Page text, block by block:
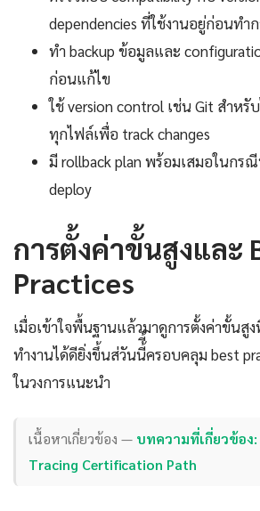
dependencies ที่ใช้งานอยู่ก่อนทำ
ทำ backup ข้อมูลและ
ก่อนแก้ไข
ใช้ version control เช่น Git สำห
ทุกไฟล์เพื่อ track changes
มี rollback plan พร้อมเสมอในกร
deploy
การตั้งค่าขั้นสูงและ
Practices
เมื่อเข้าใจพื้นฐานแล้วมาดูการตั้งค่าขั้นสู
ทำงานได้ดียิ่งขึ้นส่วันนี้ี้ครอบคลุม best
ในวงการแนะนำ
เนื้อหาเกี่ยวข้อง — บทความที่เกี่ยวข้อง
Tracing Certification Path